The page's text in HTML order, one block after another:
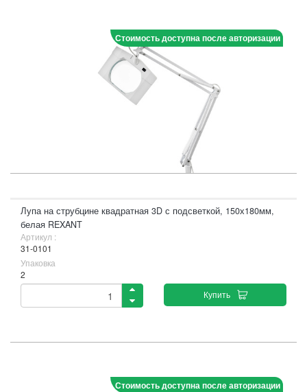
Стоимость доступна после авторизации
Лупа на струбцине квадратная 3D с подсветкой, 150х180мм,
белая REXANT
Артикул :
31-0101
Упаковка
2
Купить
Стоимость доступна после авторизации